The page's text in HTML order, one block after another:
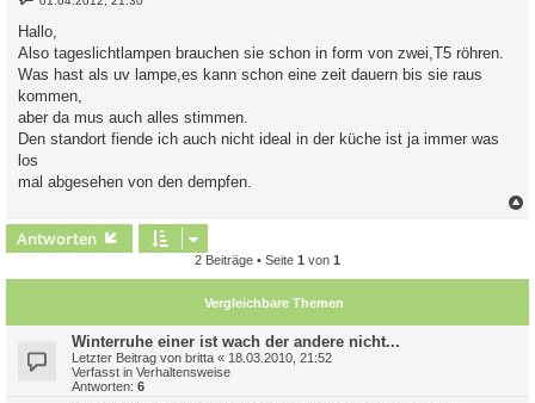
e
i
t
r
g
Hallo,
Also tageslichtlampen brauchen sie schon in form von zwei,T5 röhren.
Was hast als uv lampe,es kann schon eine zeit dauern bis sie raus
kommen,
aber da mus auch alles stimmen.
Den standort fiende ich auch nicht ideal in der küche ist ja immer was
los
mal abgesehen von den dempfen.
Antworten
2 Beiträge • Seite 1 von 1
Vergleichbare Themen
Winterruhe einer ist wach der andere nicht...
Letzter Beitrag von britta « 18.03.2010, 21:52
Verfasst in Verhaltensweise
Antworten: 6